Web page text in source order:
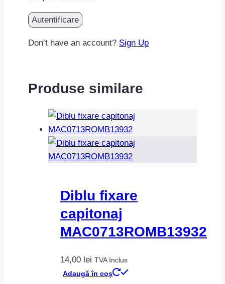
Don’t have an account? Sign Up
Produse similare
Diblu fixare
capitonaj
MAC0713ROMB13932
14,00 lei TVA Inclus
Adaugă în coș